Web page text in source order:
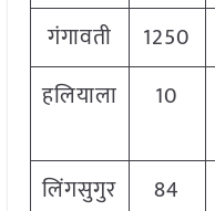
गंगावती 1250
हलियाला
10
लिंगसुगुर 84